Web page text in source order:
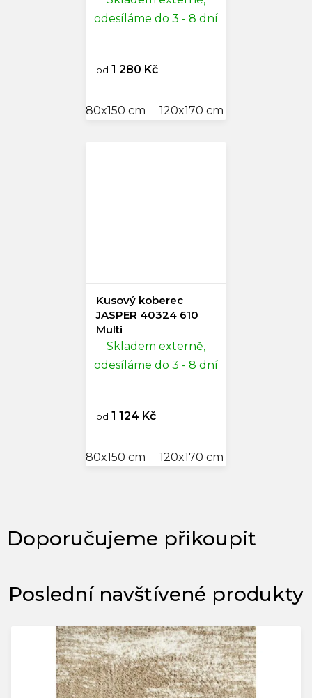
odesíláme do 3 - 8 dní
od 1 280 Kč
80x150 cm 120x170 cm
Kusový koberec
JASPER 40324 610
Multi
Skladem externě,
odesíláme do 3 - 8 dní
od 1 124 Kč
80x150 cm 120x170 cm
Poslední navštívené produkty